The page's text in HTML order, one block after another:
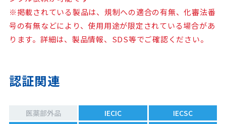
※掲載されている製品は、規制への適合の有無、化審法番
号の有無などにより、使用用途が限定されている場合があ
ります。詳細は、製品情報、SDS等でご確認ください。
認証関連
医薬部外品 IECIC
IECSC